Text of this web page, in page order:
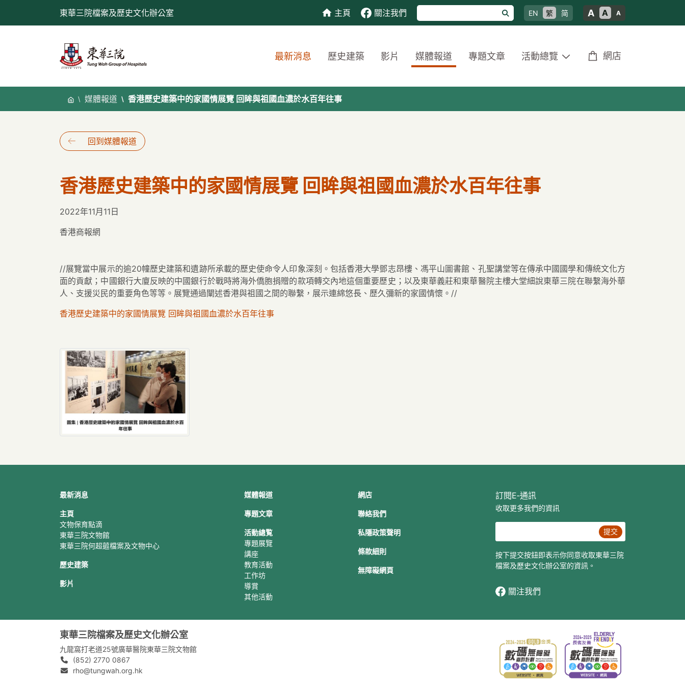
東華三院檔案及歷史文化辦公室 主頁 關注我們 EN 繁 简 A A A
最新消息 歷史建築 影片 媒體報道 專題文章 活動總覽 網店
媒體報道 香港歷史建築中的家國情展覽 回眸與祖國血濃於水百年往事
回到媒體報道
香港歷史建築中的家國情展覽 回眸與祖國血濃於水百年往事
2022年11月11日
香港商報網
//展覽當中展示的逾20幢歷史建築和遺跡所承載的歷史使命令人印象深刻。包括香港大學鄧志昂樓、馮平山圖書館、孔聖講堂等在傳承中國國學和傳統文化方
面的貢獻；中國銀行大廈反映的中國銀行於戰時將海外僑胞捐贈的款項轉交內地這個重要歷史；以及東華義莊和東華醫院主樓大堂細說東華三院在聯繫海外華
人、支援災民的重要角色等等。展覽通過闡述香港與祖國之間的聯繫，展示連綿悠長、歷久彌新的家國情懷。//
香港歷史建築中的家國情展覽 回眸與祖國血濃於水百年往事
最新消息
主頁
文物保育點滴
東華三院文物館
東華三院何超蕸檔案及文物中心
歷史建築
影片
媒體報道
專題文章
活動總覧
專題展覽
講座
教育活動
工作坊
導賞
其他活動
網店
聯絡我們
私隱政策聲明
條款細則
無障礙網頁
訂閱E‐通訊
收取更多我們的資訊
提交
按下提交按鈕即表示你同意收取東華三院
檔案及歷史文化辦公室的資訊。
關注我們
東華三院檔案及歷史文化辦公室
九龍窩打老道25號廣華醫院東華三院文物館
(852) 2770 0867
rho@tungwah.org.hk